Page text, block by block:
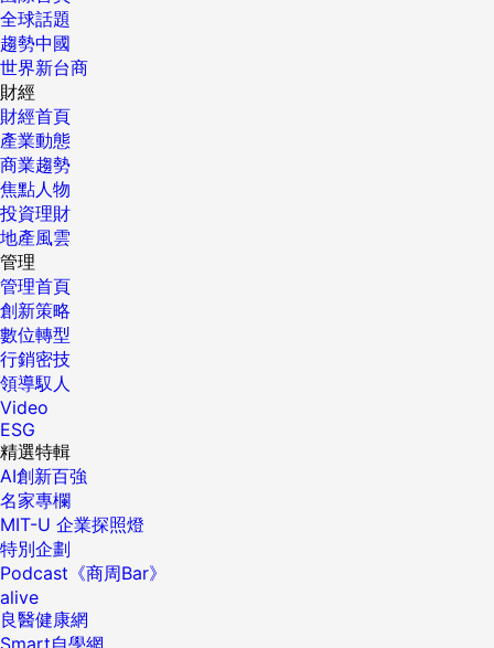
全球話題
趨勢中國
世界新台商
財經
財經首頁
產業動態
商業趨勢
焦點人物
投資理財
地產風雲
管理
管理首頁
創新策略
數位轉型
行銷密技
領導馭人
Video
ESG
精選特輯
AI創新百強
名家專欄
MIT-U 企業探照燈
特別企劃
Podcast《商周Bar》
alive
良醫健康網
Smart自學網